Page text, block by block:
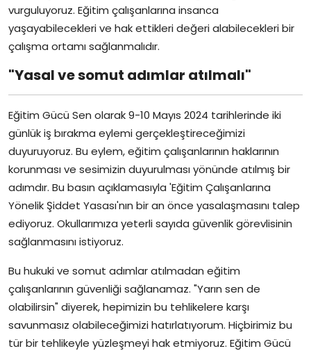
vurguluyoruz. Eğitim çalışanlarına insanca
yaşayabilecekleri ve hak ettikleri değeri alabilecekleri bir
çalışma ortamı sağlanmalıdır.
"Yasal ve somut adımlar atılmalı"
Eğitim Gücü Sen olarak 9-10 Mayıs 2024 tarihlerinde iki
günlük iş bırakma eylemi gerçekleştireceğimizi
duyuruyoruz. Bu eylem, eğitim çalışanlarının haklarının
korunması ve sesimizin duyurulması yönünde atılmış bir
adımdır. Bu basın açıklamasıyla 'Eğitim Çalışanlarına
Yönelik Şiddet Yasası'nın bir an önce yasalaşmasını talep
ediyoruz. Okullarımıza yeterli sayıda güvenlik görevlisinin
sağlanmasını istiyoruz.
Bu hukuki ve somut adımlar atılmadan eğitim
çalışanlarının güvenliği sağlanamaz. "Yarın sen de
olabilirsin" diyerek, hepimizin bu tehlikelere karşı
savunmasız olabileceğimizi hatırlatıyorum. Hiçbirimiz bu
tür bir tehlikeyle yüzleşmeyi hak etmiyoruz. Eğitim Gücü